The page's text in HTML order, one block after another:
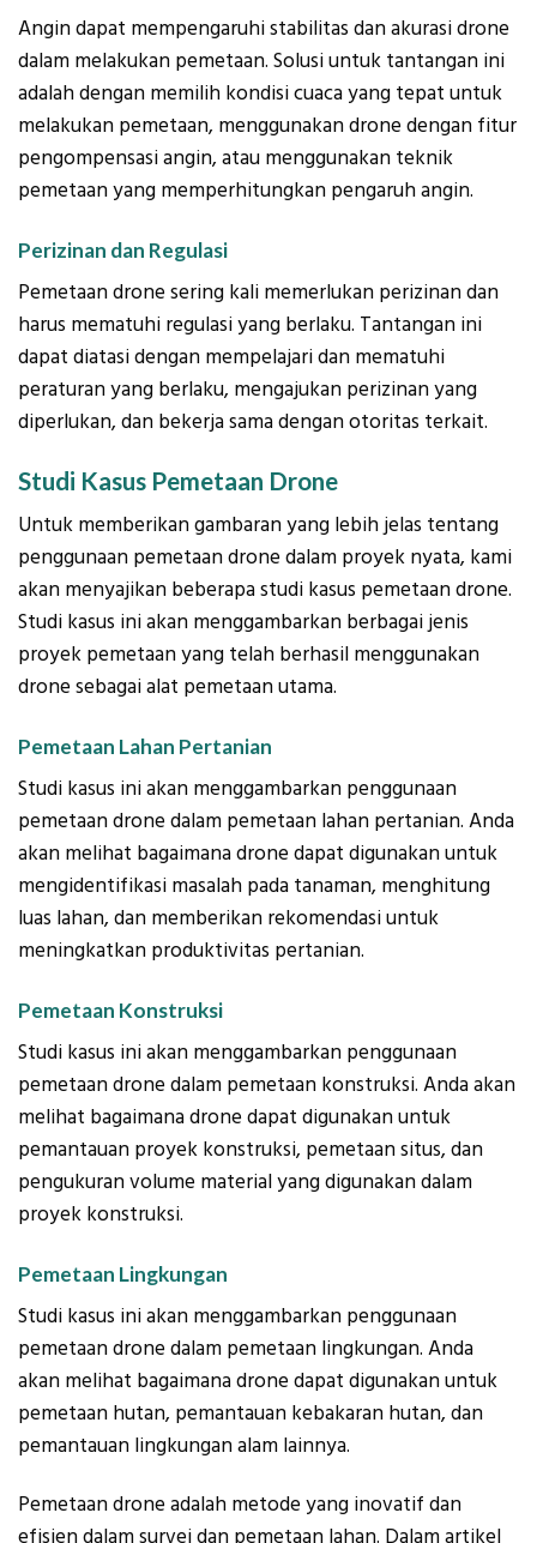
Angin dapat mempengaruhi stabilitas dan akurasi drone
dalam melakukan pemetaan. Solusi untuk tantangan ini
adalah dengan memilih kondisi cuaca yang tepat untuk
melakukan pemetaan, menggunakan drone dengan fitur
pengompensasi angin, atau menggunakan teknik
pemetaan yang memperhitungkan pengaruh angin.
Perizinan dan Regulasi
Pemetaan drone sering kali memerlukan perizinan dan
harus mematuhi regulasi yang berlaku. Tantangan ini
dapat diatasi dengan mempelajari dan mematuhi
peraturan yang berlaku, mengajukan perizinan yang
diperlukan, dan bekerja sama dengan otoritas terkait.
Studi Kasus Pemetaan Drone
Untuk memberikan gambaran yang lebih jelas tentang
penggunaan pemetaan drone dalam proyek nyata, kami
akan menyajikan beberapa studi kasus pemetaan drone.
Studi kasus ini akan menggambarkan berbagai jenis
proyek pemetaan yang telah berhasil menggunakan
drone sebagai alat pemetaan utama.
Pemetaan Lahan Pertanian
Studi kasus ini akan menggambarkan penggunaan
pemetaan drone dalam pemetaan lahan pertanian. Anda
akan melihat bagaimana drone dapat digunakan untuk
mengidentifikasi masalah pada tanaman, menghitung
luas lahan, dan memberikan rekomendasi untuk
meningkatkan produktivitas pertanian.
Pemetaan Konstruksi
Studi kasus ini akan menggambarkan penggunaan
pemetaan drone dalam pemetaan konstruksi. Anda akan
melihat bagaimana drone dapat digunakan untuk
pemantauan proyek konstruksi, pemetaan situs, dan
pengukuran volume material yang digunakan dalam
proyek konstruksi.
Pemetaan Lingkungan
Studi kasus ini akan menggambarkan penggunaan
pemetaan drone dalam pemetaan lingkungan. Anda
akan melihat bagaimana drone dapat digunakan untuk
pemetaan hutan, pemantauan kebakaran hutan, dan
pemantauan lingkungan alam lainnya.
Pemetaan drone adalah metode yang inovatif dan
efisien dalam survei dan pemetaan lahan. Dalam artikel